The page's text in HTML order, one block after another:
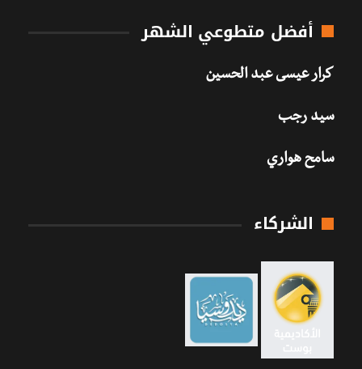
أفضل متطوعي الشهر
كرار عيسى عبد الحسين
سيد رجب
سامح هواري
الشركاء